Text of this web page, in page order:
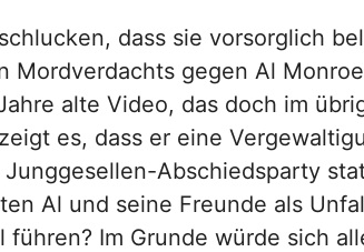
dass sie vorsorglich
Mordverdachts gegen Al
alte Video, das doch im
es, dass er eine
Abschiedsparty
Al und seine Freunde als
führen? Im Grunde würde sich